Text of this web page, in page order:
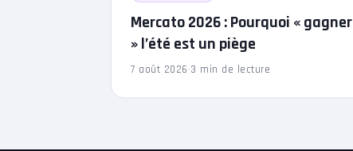
Mercato 2026 : Pourquoi « gagner
» l’été est un piège
7 août 2026·3 min de lecture